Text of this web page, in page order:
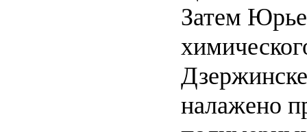
Затем
налажено